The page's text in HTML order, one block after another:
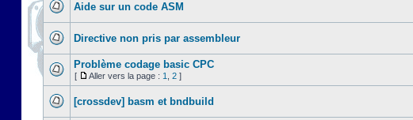
Aide sur un code ASM
Directive non pris par assembleur
Problème codage basic CPC
[ Aller vers la page : 1 2 ]
[crossdev] basm et bndbuild